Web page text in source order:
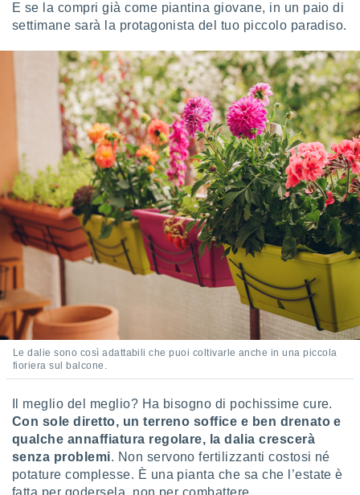
dei
creare
profili
degli
dei
il
E se la compri già come piantina giovane, in un paio di
settimane sarà la protagonista del tuo piccolo paradiso.
Le dalie sono così adattabili che puoi coltivarle anche in una piccola
fioriera sul balcone.
Il meglio del meglio? Ha bisogno di pochissime cure.
Con sole diretto, un terreno soffice e ben drenato e
qualche annaffiatura regolare, la dalia crescerà
senza problemi. Non servono fertilizzanti costosi né
potature complesse. È una pianta che sa che l’estate è
fatta per godersela, non per combattere.